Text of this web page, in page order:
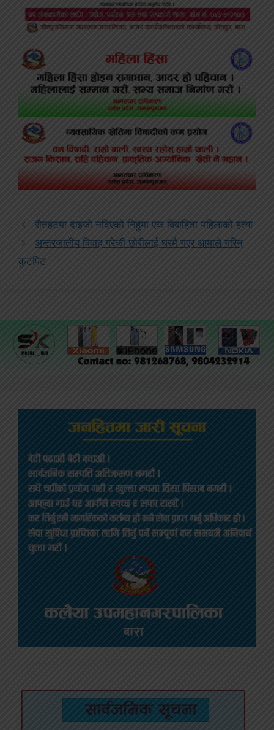
रौतहटमा दाइजो नदिएको निहुमा एक विवाहिता महिलाको हत्या
अन्तरजातीय विवाह गरेकी छोरीलाई घरमै गएर आमाले गरिन्
कुटपिट